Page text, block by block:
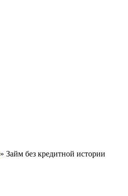
» Займ без кредитной истории